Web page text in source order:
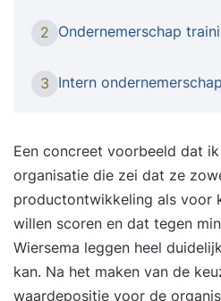
fase waarin de organisatie
een proactieve manier
opdrachtgevers, leer je
training Proactief en
Onderwerpen Tijdens de training komen onder
meer de volgende
waardoor je
handelen wordt vergroot:
ondernemerschap past het
2 Ondernemerschap
3 Intern ondernemerschap
Een concreet voorbeeld dat
organisatie die zei dat ze
productontwikkeling als voor
willen scoren en dat tegen
Wiersema leggen heel
kan. Na het maken van de
waardepositie voor de